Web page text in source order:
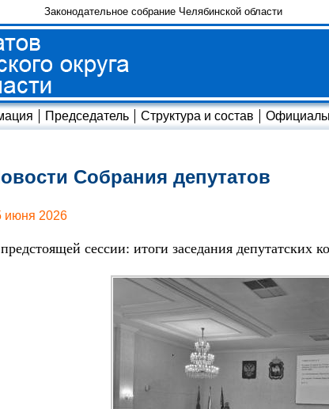
Законодательное собрание Челябинской области
Председатель Структура и состав
Собрания депутатов
июня 2026
сессии: итоги заседания депутатских